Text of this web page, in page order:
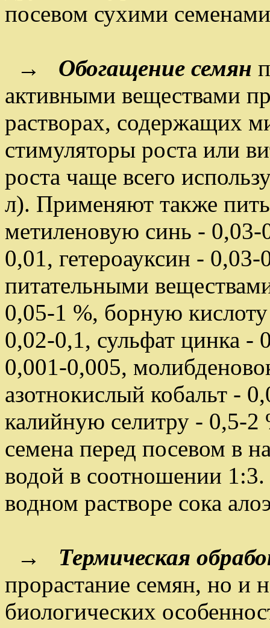
посевом сухими
→ Обогащение семян
активными веществами
растворах, содержащих
стимуляторы роста или
роста чаще всего
л). Применяют также
метиленовую синь -
0,01, гетероауксин -
питательными
0,05-1 %, борную
0,02-0,1, сульфат цинка
0,001-0,005,
азотнокислый кобальт -
калийную селитру - 0,5-
семена перед посевом в
водой в соотношении
водном растворе сока
→
Термическая
прорастание семян, но и
биологических